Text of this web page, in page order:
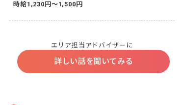
時給1,230円～1,500円
エリア担当アドバイザーに
詳しい話を聞いてみる